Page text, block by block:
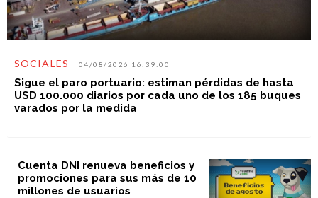
SOCIALES 04/08/2026 16:39:00
Sigue el paro portuario: estiman pérdidas de hasta
USD 100.000 diarios por cada uno de los 185 buques
varados por la medida
Cuenta DNI renueva beneficios y
promociones para sus más de 10
millones de usuarios